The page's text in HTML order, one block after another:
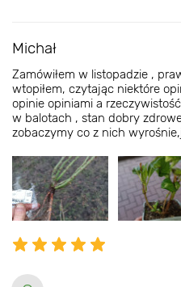
Michał
Zamówiłem w listopadzie ,
wtopiłem, czytając niektóre
opinie opiniami a
w balotach , stan dobry
zobaczymy co z nich